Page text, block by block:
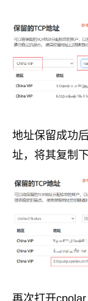
地址保留成功
址，将其复制